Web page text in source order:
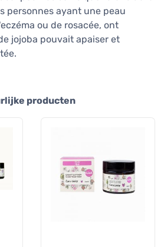
personnes ayant une peau
ou de rosacée, ont
jojoba pouvait apaiser et
producten